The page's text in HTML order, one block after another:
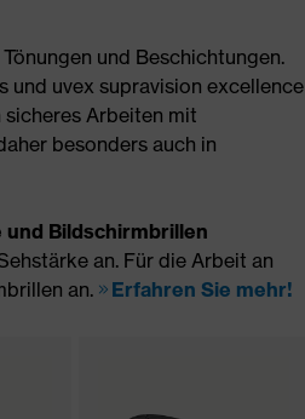
und Beschichtungen.
und uvex supravision excellence
Arbeiten mit
besonders auch in
und Bildschirmbrillen
an. Für die Arbeit an
an.
Erfahren Sie mehr!